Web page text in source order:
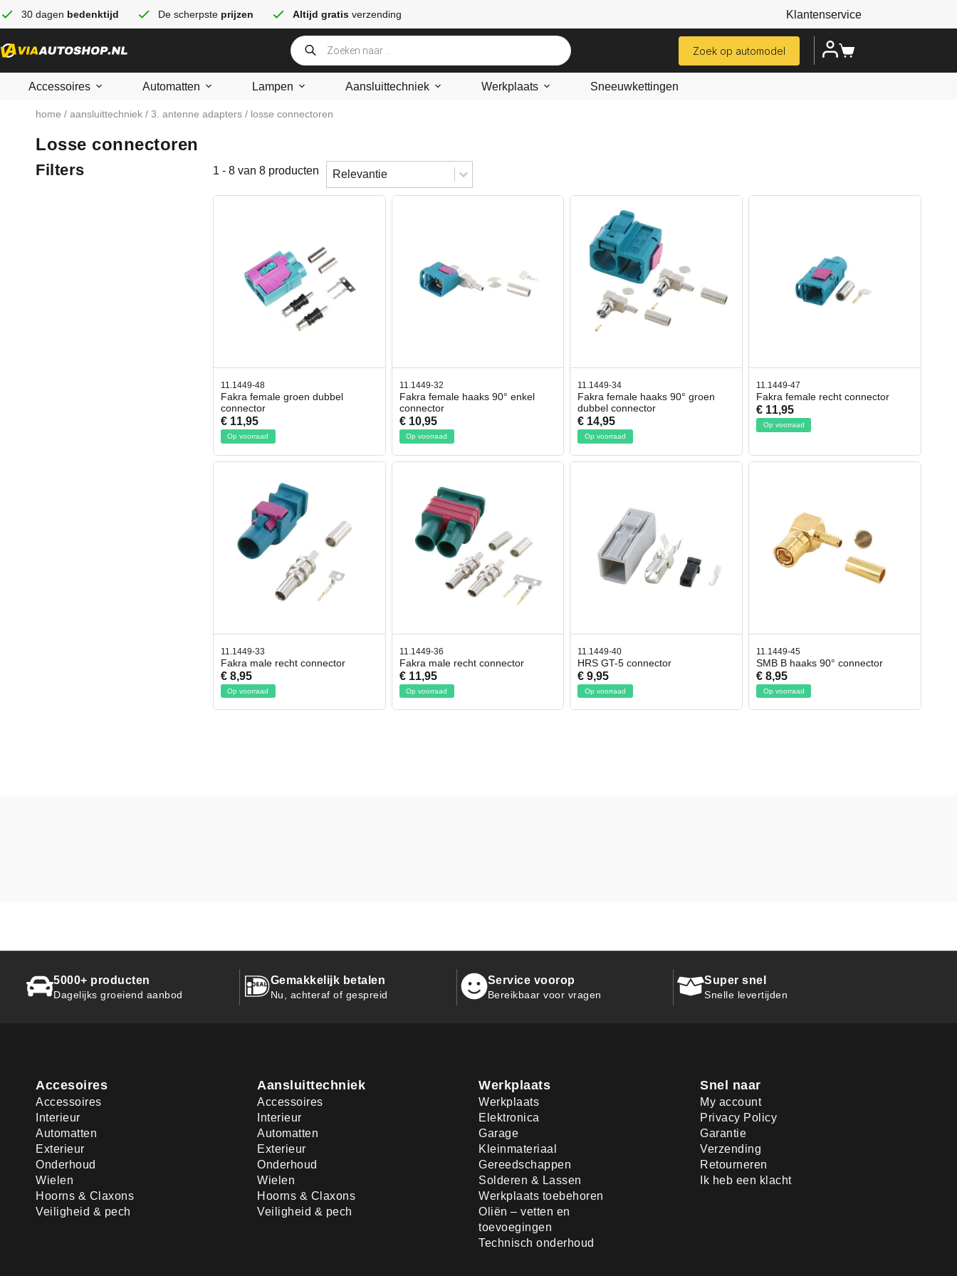
30 dagen bedenktijd De scherpste prijzen Altijd gratis verzending Klantenservice
Zoek op automodel
Accessoires Automatten Lampen Aansluittechniek Werkplaats Sneeuwkettingen
home / aansluittechniek / 3. antenne adapters / losse connectoren
Losse connectoren
Filters 1 - 8 van 8 producten Sorteren
Sort content
Sort content
11.1449-48
Fakra female groen dubbel
connector
€ 11,95
Op voorraad
11.1449-32
Fakra female haaks 90° enkel
connector
€ 10,95
Op voorraad
11.1449-34
Fakra female haaks 90° groen
dubbel connector
€ 14,95
Op voorraad
11.1449-47
Fakra female recht connector
€ 11,95
Op voorraad
11.1449-33
Fakra male recht connector
€ 8,95
Op voorraad
11.1449-36
Fakra male recht connector
€ 11,95
Op voorraad
11.1449-40
HRS GT-5 connector
€ 9,95
Op voorraad
11.1449-45
SMB B haaks 90° connector
€ 8,95
Op voorraad
5000+ producten
Dagelijks groeiend aanbod
Gemakkelijk betalen
Nu, achteraf of gespreid
Service voorop
Bereikbaar voor vragen
Super snel
Snelle levertijden
Accesoires
Accessoires
Interieur
Automatten
Exterieur
Onderhoud
Wielen
Hoorns & Claxons
Veiligheid & pech
Aansluittechniek
Accessoires
Interieur
Automatten
Exterieur
Onderhoud
Wielen
Hoorns & Claxons
Veiligheid & pech
Werkplaats
Werkplaats
Elektronica
Garage
Kleinmateriaal
Gereedschappen
Solderen & Lassen
Werkplaats toebehoren
Oliën – vetten en
toevoegingen
Technisch onderhoud
Snel naar
My account
Privacy Policy
Garantie
Verzending
Retourneren
Ik heb een klacht